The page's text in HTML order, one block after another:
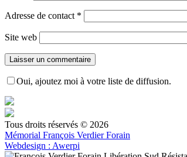
Adresse de contact *
Site web
Oui, ajoutez moi à votre liste de diffusion.
Tous droits réservés © 2026
Mémorial François Verdier Forain
Webdesign : Awerpi